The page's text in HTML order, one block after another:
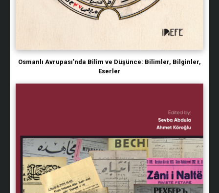
Osmanlı Avrupası'nda Bilim ve Düşünce: Bilimler, Bilginler,
Eserler